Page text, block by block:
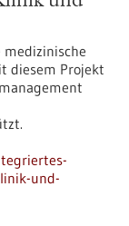
diesem Projekt
und-